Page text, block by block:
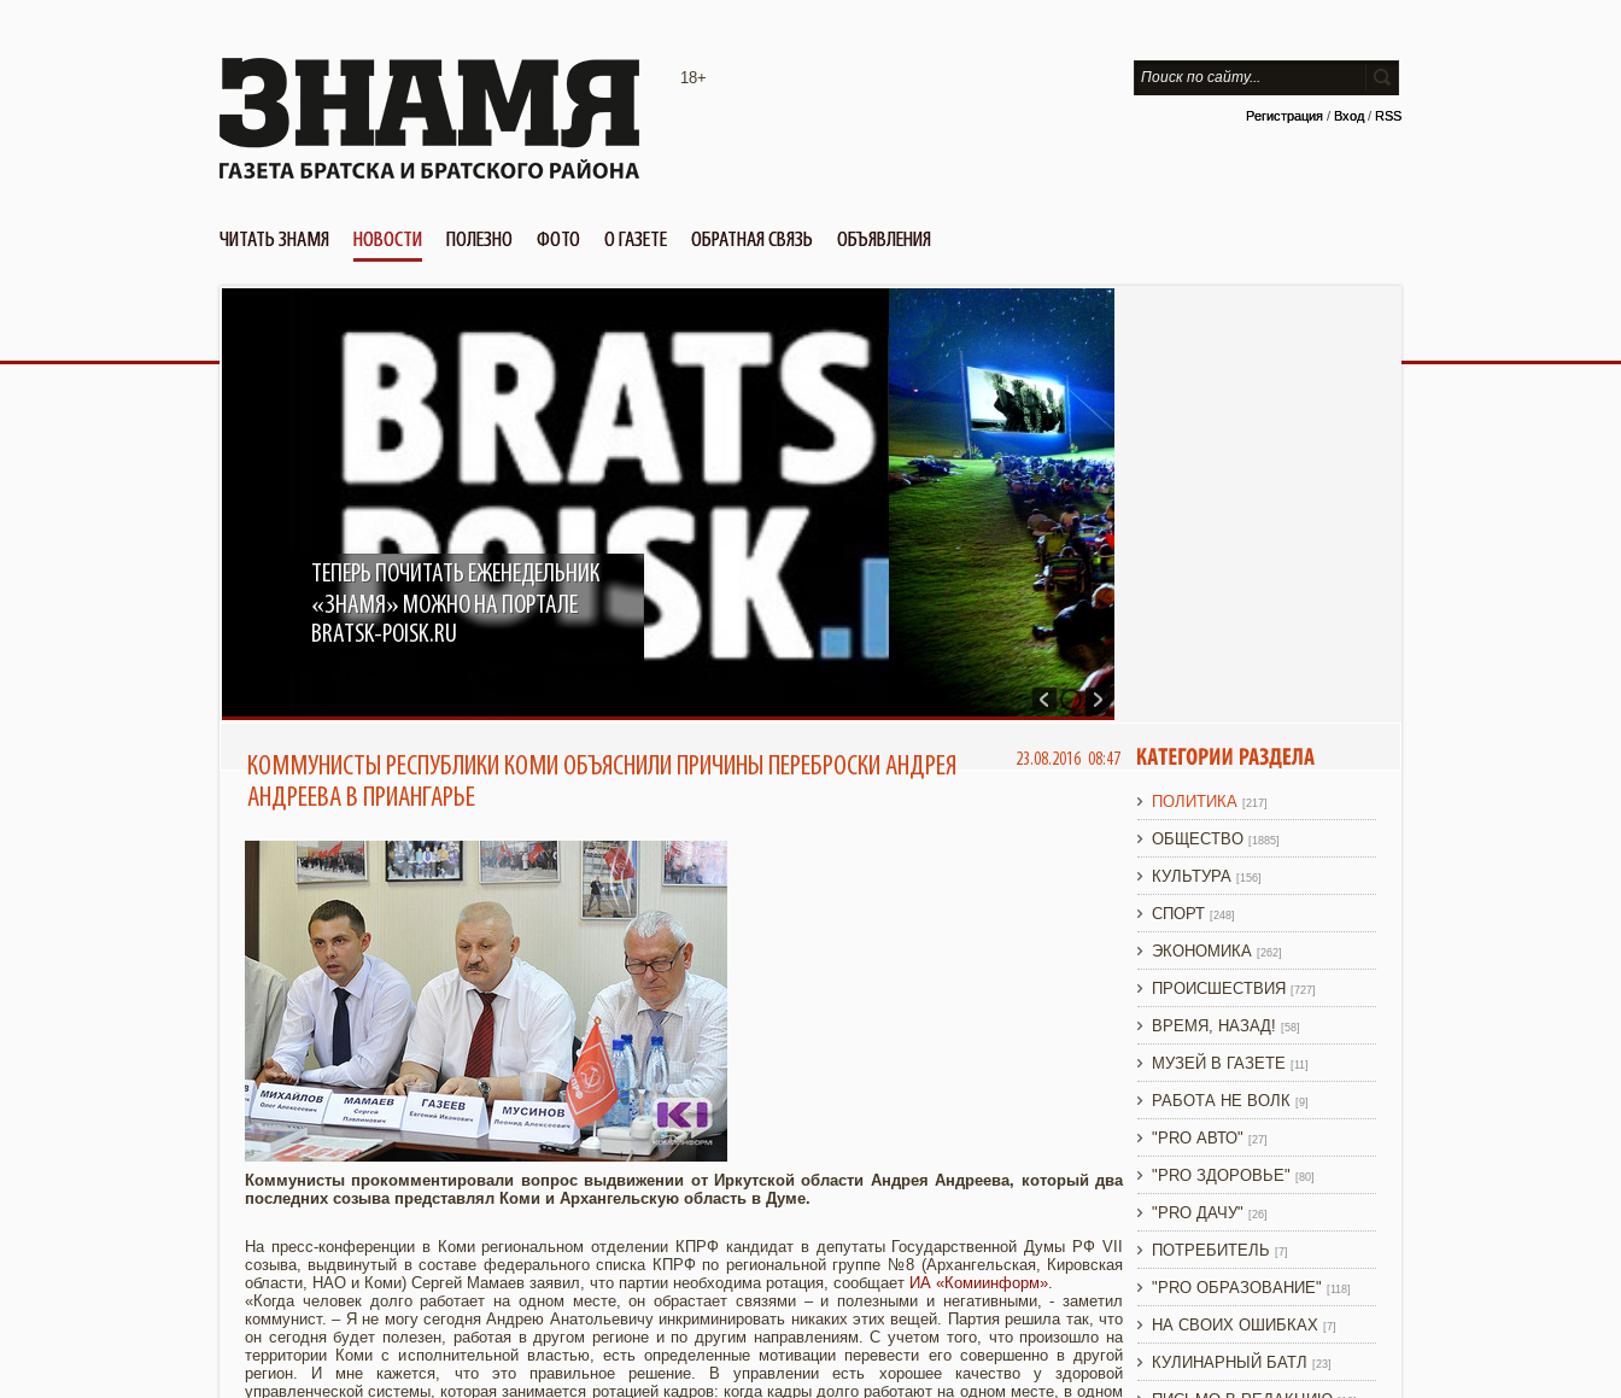
18+
Регистрация / Вход / RSS
ЧИТАТЬ ЗНАМЯ НОВОСТИ ПОЛЕЗНО ФОТО О ГАЗЕТЕ ОБРАТНАЯ СВЯЗЬ ОБЪЯВЛЕНИЯ
ТЕПЕРЬ ПОЧИТАТЬ ЕЖЕНЕДЕЛЬНИК
«ЗНАМЯ» МОЖНО НА ПОРТАЛЕ
BRATSK-POISK.RU
В БРАТСКЕ ПОЯВИТСЯ КИНОТЕАТР
ПОД ОТКРЫТЫМ НЕБОМ ОТ TELE2
23.08.2016 08:47
КОММУНИСТЫ РЕСПУБЛИКИ КОМИ ОБЪЯСНИЛИ ПРИЧИНЫ ПЕРЕБРОСКИ АНДРЕЯ
АНДРЕЕВА В ПРИАНГАРЬЕ
Коммунисты прокомментировали вопрос выдвижении от Иркутской области Андрея Андреева, который два
последних созыва представлял Коми и Архангельскую область в Думе.
На пресс-конференции в Коми региональном отделении КПРФ кандидат в депутаты Государственной Думы РФ VII
созыва, выдвинутый в составе федерального списка КПРФ по региональной группе №8 (Архангельская, Кировская
области, НАО и Коми) Сергей Мамаев заявил, что партии необходима ротация, сообщает ИА «Комиинформ».
«Когда человек долго работает на одном месте, он обрастает связями – и полезными и негативными, - заметил
коммунист. – Я не могу сегодня Андрею Анатольевичу инкриминировать никаких этих вещей. Партия решила так, что
он сегодня будет полезен, работая в другом регионе и по другим направлениям. С учетом того, что произошло на
территории Коми с исполнительной властью, есть определенные мотивации перевести его совершенно в другой
регион. И мне кажется, что это правильное решение. В управлении есть хорошее качество у здоровой
управленческой системы, которая занимается ротацией кадров: когда кадры долго работают на одном месте, в одном
ПОЛИТИКА [217]
ОБЩЕСТВО [1885]
КУЛЬТУРА [156]
СПОРТ [248]
ЭКОНОМИКА [262]
ПРОИСШЕСТВИЯ [727]
ВРЕМЯ, НАЗАД! [58]
МУЗЕЙ В ГАЗЕТЕ [11]
РАБОТА НЕ ВОЛК [9]
"PRO АВТО" [27]
"PRO ЗДОРОВЬЕ" [80]
"PRO ДАЧУ" [26]
ПОТРЕБИТЕЛЬ [7]
"PRO ОБРАЗОВАНИЕ" [118]
НА СВОИХ ОШИБКАХ [7]
КУЛИНАРНЫЙ БАТЛ [23]